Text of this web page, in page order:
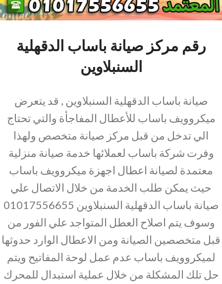
رقم مركز صيانة باساب الدقهلية
السنبلاوين
صيانة باساب الدقهلية السنبلاوين , قد يتعرض
ميكروويف باساب للأعطال المفاجأة والتي تحتاج
الي تدخل من قبل مركز صيانة متخصص ولهذا
وفرت شركة باساب لعملائها خدمة صيانة منزلية
معتمدة لصيانة اعطال اجهزة ميكروويف باساب
حيث يمكن طلب الخدمة من خلال الاتصال علي
صيانة باساب الدقهلية السنبلاوين 01017556655
وسوف يتم اصلاح العطل المتواجد علي الفور من
قبل متخصصين الصيانة ومن الاعطال الوارد حدوثها
لميكروويف باساب عدم عمل لوحة المفاتيح ويتم
حل تلك المشكلة من خلال عملية استبدال للمحرك